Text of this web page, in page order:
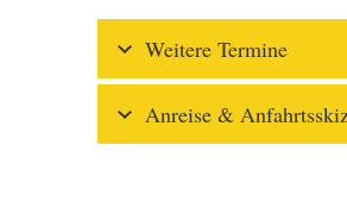
Weitere Termine
Anreise &